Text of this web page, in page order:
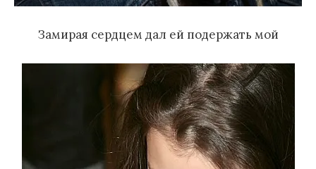
Замирая сердцем дал ей подержать мой